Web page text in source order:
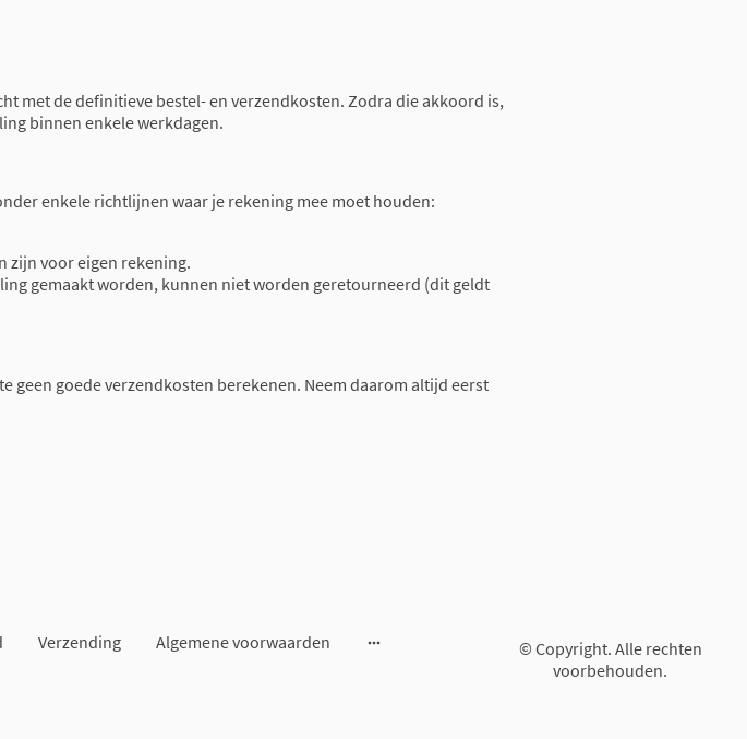
met de definitieve bestel- en verzendkosten. Zodra die akkoord is,
binnen enkele werkdagen.
enkele richtlijnen waar je rekening mee moet houden:
zijn voor eigen rekening.
gemaakt worden, kunnen niet worden geretourneerd (dit geldt
geen goede verzendkosten berekenen. Neem daarom altijd eerst
Verzending Algemene voorwaarden
© Copyright. Alle rechten
voorbehouden.